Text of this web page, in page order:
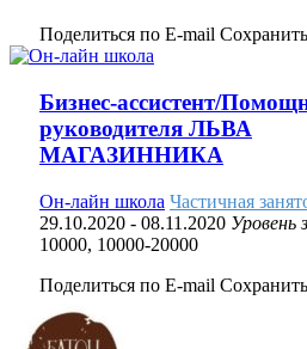
Поделиться по E-mail Сохранить
Бизнес-ассистент/
руководителя ЛЬВА
МАГАЗИННИКА
Он-лайн школа Частичная
29.10.2020 - 08.11.2020 Уровень
10000, 10000-20000
Поделиться по E-mail Сохранить